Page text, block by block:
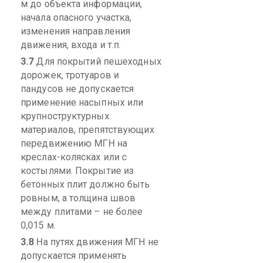
м до объекта информации,
начала опасного участка,
изменения направления
движения, входа и т.п.
3.7 Для покрытий пешеходных
дорожек, тротуаров и
пандусов не допускается
применение насыпных или
крупноструктурных
материалов, препятствующих
передвижению МГН на
креслах-колясках или с
костылями. Покрытие из
бетонных плит должно быть
ровным, а толщина швов
между плитами – не более
0,015 м.
3.8 На путях движения МГН не
допускается применять